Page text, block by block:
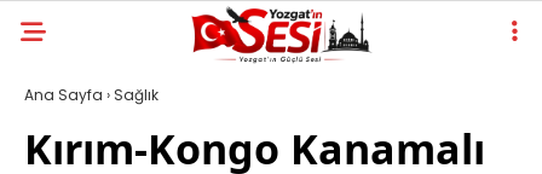
Ana Sayfa › Sağlık
Kırım-Kongo Kanamalı